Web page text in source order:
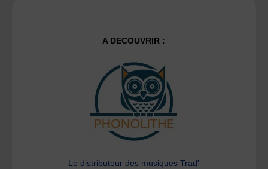
A DECOUVRIR :
Le distributeur des musiques Trad'